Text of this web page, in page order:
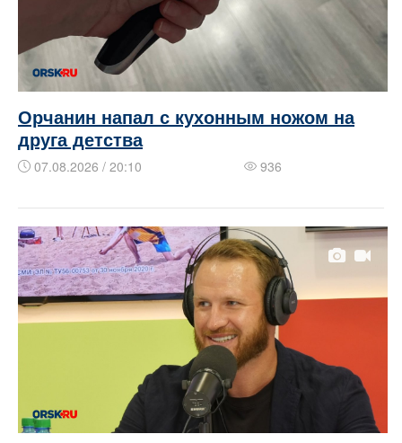
Орчанин напал с кухонным ножом на
друга детства
07.08.2026 / 20:10 936